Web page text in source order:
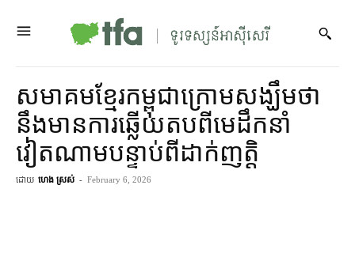
សមាគម​ខ្មែរ​កម្ពុជា​ក្រោម​សង្ឃឹម​ថា
នឹង​មាន​ការ​ឆ្លើយតប​ពី​មេដឹកនាំ​
វៀតណាម​បន្ទាប់​ពី​ដាក់​ញត្តិ
ដោយ ហេង ស្រស់ - February 6, 2026